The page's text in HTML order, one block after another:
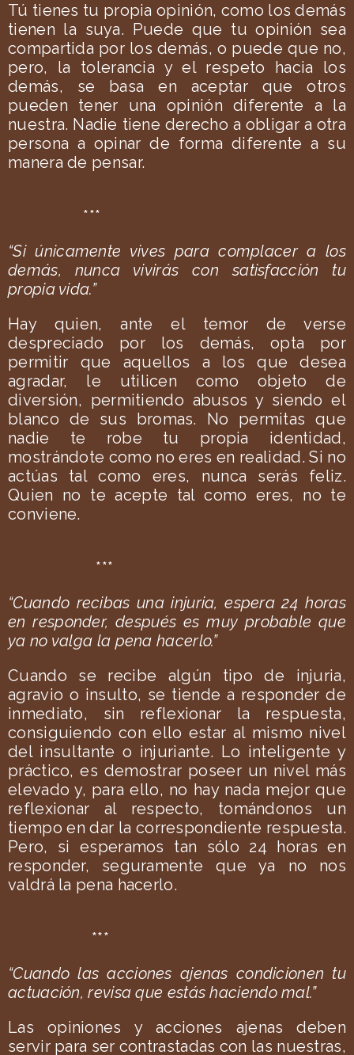
Tú tienes tu propia opinión, como los demás
tienen la suya. Puede que tu opinión sea
compartida por los demás, o puede que no,
pero, la tolerancia y el respeto hacia los
demás, se basa en aceptar que otros
pueden tener una opinión diferente a la
nuestra. Nadie tiene derecho a obligar a otra
persona a opinar de forma diferente a su
manera de pensar.
***
“Si únicamente vives para complacer a los
demás, nunca vivirás con satisfacción tu
propia vida.”
Hay quien, ante el temor de verse
despreciado por los demás, opta por
permitir que aquellos a los que desea
agradar, le utilicen como objeto de
diversión, permitiendo abusos y siendo el
blanco de sus bromas. No permitas que
nadie te robe tu propia identidad,
mostrándote como no eres en realidad. Si no
actúas tal como eres, nunca serás feliz.
Quien no te acepte tal como eres, no te
conviene.
***
“Cuando recibas una injuria, espera 24 horas
en responder, después es muy probable que
ya no valga la pena hacerlo.”
Cuando se recibe algún tipo de injuria,
agravio o insulto, se tiende a responder de
inmediato, sin reflexionar la respuesta,
consiguiendo con ello estar al mismo nivel
del insultante o injuriante. Lo inteligente y
práctico, es demostrar poseer un nivel más
elevado y, para ello, no hay nada mejor que
reflexionar al respecto, tomándonos un
tiempo en dar la correspondiente respuesta.
Pero, si esperamos tan sólo 24 horas en
responder, seguramente que ya no nos
valdrá la pena hacerlo.
***
“Cuando las acciones ajenas condicionen tu
actuación, revisa que estás haciendo mal.”
Las opiniones y acciones ajenas deben
servir para ser contrastadas con las nuestras,